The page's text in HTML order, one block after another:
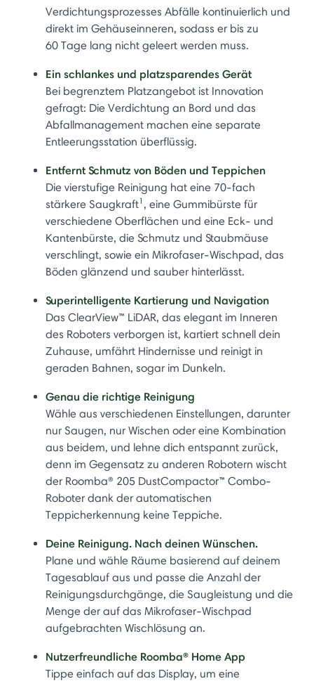
Verdichtungsprozesses Abfälle kontinuierlich und
direkt im Gehäuseinneren, sodass er bis zu
60 Tage lang nicht geleert werden muss.
Ein schlankes und platzsparendes Gerät
Bei begrenztem Platzangebot ist Innovation
gefragt: Die Verdichtung an Bord und das
Abfallmanagement machen eine separate
Entleerungsstation überflüssig.
Entfernt Schmutz von Böden und Teppichen
Die vierstufige Reinigung hat eine 70-fach
stärkere Saugkraft1 , eine Gummibürste für
verschiedene Oberflächen und eine Eck- und
Kantenbürste, die Schmutz und Staubmäuse
verschlingt, sowie ein Mikrofaser-Wischpad, das
Böden glänzend und sauber hinterlässt.
Superintelligente Kartierung und Navigation
Das ClearView™ LiDAR, das elegant im Inneren
des Roboters verborgen ist, kartiert schnell dein
Zuhause, umfährt Hindernisse und reinigt in
geraden Bahnen, sogar im Dunkeln.
Genau die richtige Reinigung
Wähle aus verschiedenen Einstellungen, darunter
nur Saugen, nur Wischen oder eine Kombination
aus beidem, und lehne dich entspannt zurück,
denn im Gegensatz zu anderen Robotern wischt
der Roomba® 205 DustCompactor™ Combo-
Roboter dank der automatischen
Teppicherkennung keine Teppiche.
Deine Reinigung. Nach deinen Wünschen.
Plane und wähle Räume basierend auf deinem
Tagesablauf aus und passe die Anzahl der
Reinigungsdurchgänge, die Saugleistung und die
Menge der auf das Mikrofaser-Wischpad
aufgebrachten Wischlösung an.
Nutzerfreundliche Roomba® Home App
Tippe einfach auf das Display, um eine